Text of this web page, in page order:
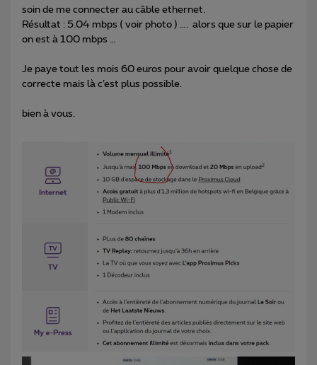
soin de me connecter au câble ethernet.
Résultat : 5.04 mbps ( voir photo ) …. alors que sur le papier
on est à 100 mbps …
Je paye tout les mois 60 euros pour avoir quelque chose de
correcte mais là c’est plus possible.
bien à vous.